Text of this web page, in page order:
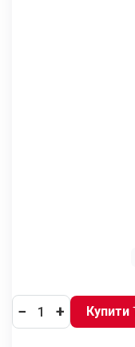
− + Купити